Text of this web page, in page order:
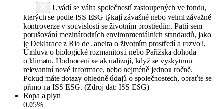
Uvádí se váha společností zastoupených ve fondu,
kterých se podle ISS ESG týkají závažné nebo velmi závažné
kontroverze v souvislosti se životním prostředím. Patří sem
porušování mezinárodních environmentálních standardů, jako
je Deklarace z Rio de Janeira o životním prostředí a rozvoji,
Úmluva o biologické rozmanitosti nebo Pařížská dohoda
o klimatu. Hodnocení se aktualizují, když se vyskytnou
relevantní nové informace, nebo nejméně jednou ročně.
Pokud máte dotazy ohledně údajů o společnostech, obraťte se
přímo na ISS ESG. (Zdroj dat: ISS ESG)
Ropa a plyn
0.05%